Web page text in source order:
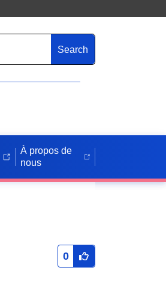
Search
À propos de
nous
0